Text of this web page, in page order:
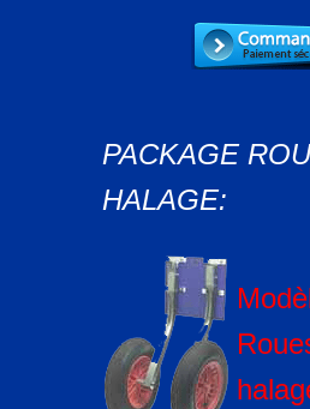
PACKAGE
HALAGE: